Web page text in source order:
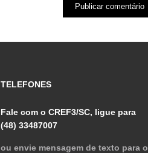
TELEFONES
Fale com o CREF3/SC, ligue para
(48) 33487007
ou envie mensagem de texto para o